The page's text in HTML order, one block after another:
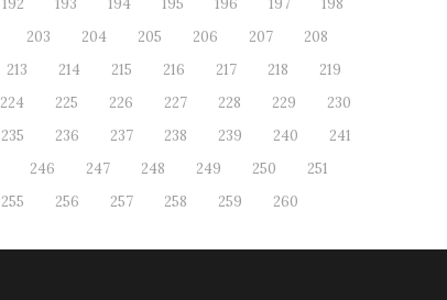
203 204 205 206 207
208
213 214 215 216 217 218
219
224 225 226 227 228 229
230
235 236 237 238 239 240
241
246 247 248 249 250
251
255 256 257 258 259 260